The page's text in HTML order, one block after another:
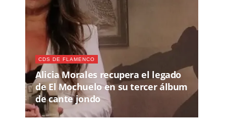
CDS DE FLAMENCO
Alicia Morales recupera el legado
de El Mochuelo en su tercer álbum
de cante jondo